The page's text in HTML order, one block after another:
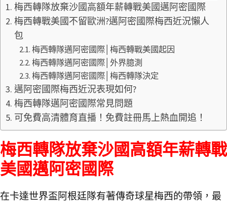
梅西轉隊放棄沙國高額年薪轉戰美國邁阿密國際
梅西轉戰美國不留歐洲?邁阿密國際梅西近況懶人
包
梅西轉隊邁阿密國際│梅西轉戰美國起因
梅西轉隊邁阿密國際│外界臆測
梅西轉隊邁阿密國際│梅西轉隊決定
邁阿密國際梅西近況表現如何?
梅西轉隊邁阿密國際常見問題
可免費高清體育直播！免費註冊馬上熱血開追！
梅西轉隊放棄沙國高額年薪轉戰
美國邁阿密國際
在卡達世界盃阿根廷隊有著傳奇球星梅西的帶領，最